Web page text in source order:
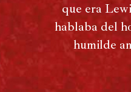
que era
hablaba del
humilde